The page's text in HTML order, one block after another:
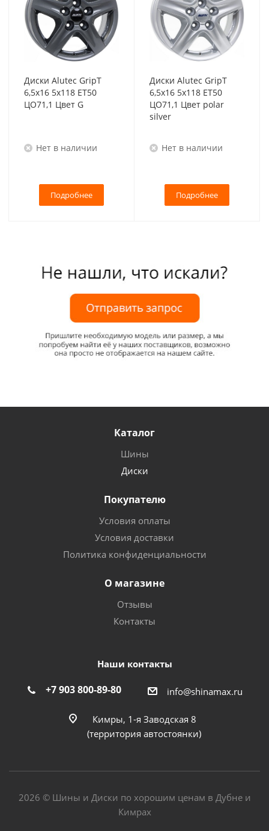
Диски Alutec GripT
6,5x16 5x118 ET50
ЦО71,1 Цвет G
Нет в наличии
Подробнее
Диски Alutec GripT
6,5x16 5x118 ET50
ЦО71,1 Цвет polar
silver
Нет в наличии
Подробнее
Каталог
Шины
Диски
Покупателю
Условия оплаты
Условия доставки
Политика конфиденциальности
О магазине
Отзывы
Контакты
Наши контакты
+7 903 800-89-80 info@shinamax.ru
Кимры, 1-я Заводская 8
(территория автостоянки)
2026 © Шины и Диски по хорошим ценам в Дубне и
Кимрах